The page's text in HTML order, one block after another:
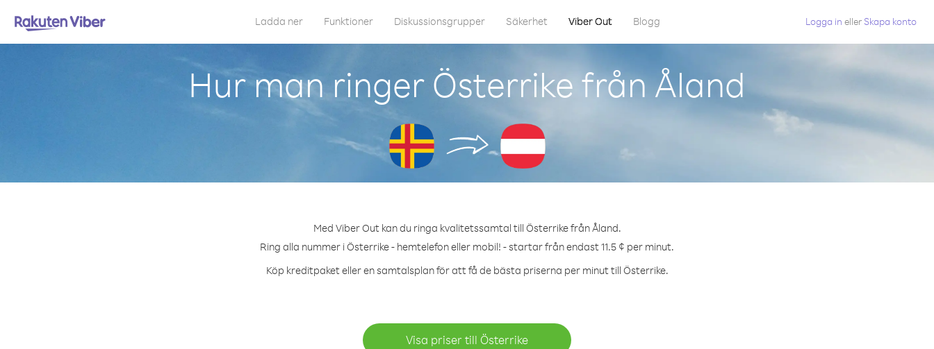
Ladda ner Funktioner Diskussionsgrupper Säkerhet Viber Out Blogg Logga in eller Skapa konto
Hur man ringer Österrike från Åland
Med Viber Out kan du ringa kvalitetssamtal till Österrike från Åland.
Ring alla nummer i Österrike - hemtelefon eller mobil! - startar från endast 11.5 ¢ per minut.
Köp kreditpaket eller en samtalsplan för att få de bästa priserna per minut till Österrike.
Visa priser till Österrike